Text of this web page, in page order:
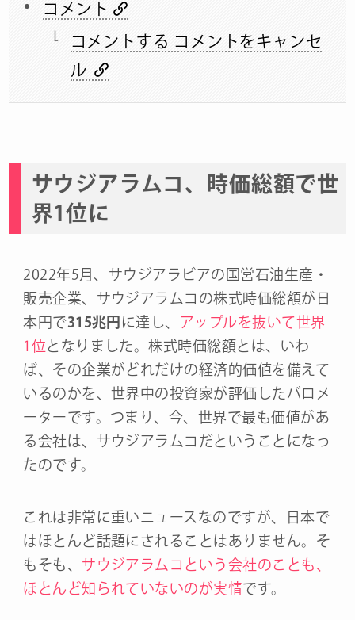
コメント
コメントする コメントをキャンセ
ル
サウジアラムコ、時価総額で世
界1位に
2022年5月、サウジアラビアの国営石油生産・
販売企業、サウジアラムコの株式時価総額が日
本円で315兆円 に達し、 アップルを抜いて世界
1位となりました。株式時価総額とは、いわ
ば、その企業がどれだけの経済的価値を備えて
いるのかを、世界中の投資家が評価したバロメ
ーターです。つまり、今、世界で最も価値があ
る会社は、サウジアラムコだということになっ
たのです。
これは非常に重いニュースなのですが、日本で
はほとんど話題にされることはありません。そ
もそも、 サウジアラムコという会社のことも、
ほとんど知られていないのが実情です。